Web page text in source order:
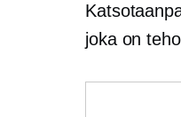
joka on